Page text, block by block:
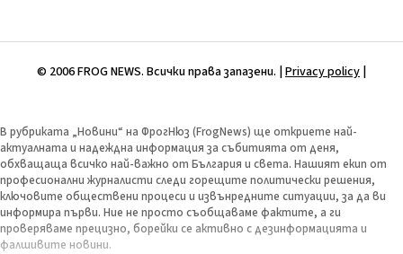
© 2006 FROG NEWS. Всички права запазени. | Privacy policy
В рубриката „Новини“ на ФрогНюз (FrogNews) ще откриете най-
актуалната и надеждна информация за събитията от деня,
обхващаща всичко най-важно от България и света. Нашият екип от
професионални журналисти следи горещите политически решения,
ключовите обществени процеси и извънредните ситуации, за да ви
информира първи. Ние не просто съобщаваме фактите, а ги
проверяваме прецизно, борейки се активно с дезинформацията и
фалшивите новини.